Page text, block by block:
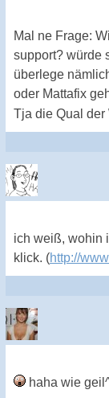
Mal ne Frage:
support? würde
überlege
oder Mattafix
Tja die Qual der
ich weiß, wohin
klick. (http://
haha wie